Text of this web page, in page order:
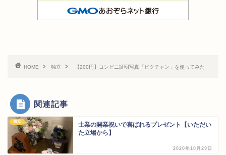
HOME 独立 【200円】コンビニ証明写真「ピクチャン」を使ってみた
関連記事
独立
士業の開業祝いで喜ばれるプレゼント【いただい
た立場から】
2020年10月29日